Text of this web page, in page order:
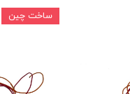
ساخت چین